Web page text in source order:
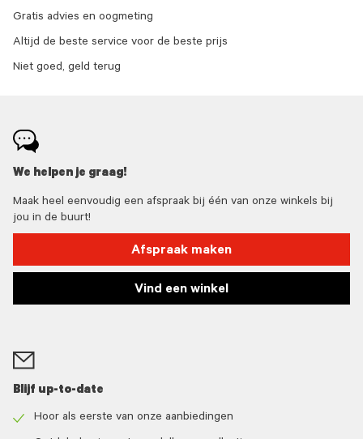
Gratis advies en oogmeting
Altijd de beste service voor de beste prijs
Niet goed, geld terug
We helpen je graag!
Maak heel eenvoudig een afspraak bij één van onze winkels bij
jou in de buurt!
Afspraak maken
Vind een winkel
Blijf up-to-date
Hoor als eerste van onze aanbiedingen